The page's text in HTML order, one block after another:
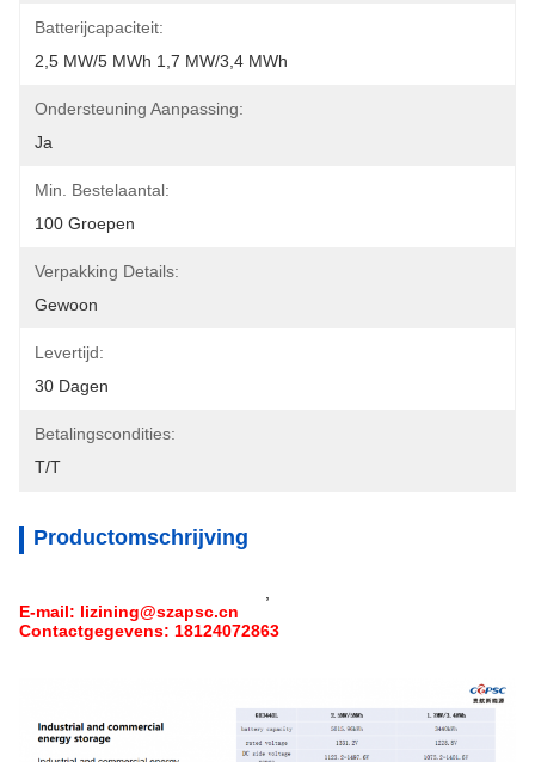
Batterijcapaciteit:
2,5 MW/5 MWh 1,7 MW/3,4 MWh
Ondersteuning Aanpassing:
Ja
Min. Bestelaantal:
100 Groepen
Verpakking Details:
Gewoon
Levertijd:
30 Dagen
Betalingscondities:
T/T
Productomschrijving
E-mail: lizining@szapsc.cn
Contactgegevens: 18124072863